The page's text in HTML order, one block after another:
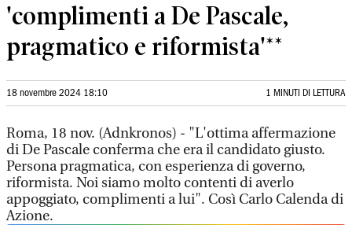
'complimenti a De Pascale,
pragmatico e riformista'**
18 novembre 2024 18:10 1 MINUTI DI LETTURA
Roma, 18 nov. (Adnkronos) - "L'ottima affermazione
di De Pascale conferma che era il candidato giusto.
Persona pragmatica, con esperienza di governo,
riformista. Noi siamo molto contenti di averlo
appoggiato, complimenti a lui". Così Carlo Calenda di
Azione.